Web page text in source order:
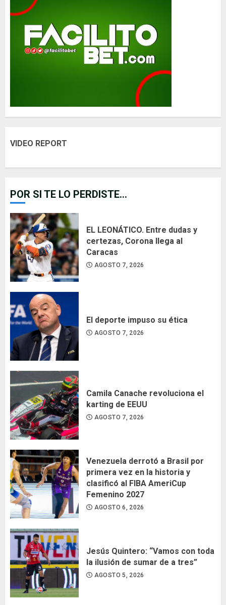
VIDEO REPORT
POR SI TE LO PERDISTE...
EL LEONÁTICO. Entre dudas y
certezas, Corona llega al
Caracas
AGOSTO 7, 2026
El deporte impuso su ética
AGOSTO 7, 2026
Camila Canache revoluciona el
karting de EEUU
AGOSTO 7, 2026
Venezuela derrotó a Brasil por
primera vez en la historia y
clasificó al FIBA AmeriCup
Femenino 2027
AGOSTO 6, 2026
Jesús Quintero: “Vamos con toda
la ilusión de sumar de a tres”
AGOSTO 5, 2026